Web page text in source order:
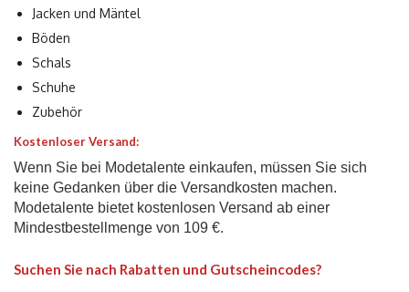
Jacken und Mäntel
Böden
Schals
Schuhe
Zubehör
Kostenloser Versand:
Wenn Sie bei Modetalente einkaufen, müssen Sie sich
keine Gedanken über die Versandkosten machen.
Modetalente bietet kostenlosen Versand ab einer
Mindestbestellmenge von 109 €.
Suchen Sie nach Rabatten und Gutscheincodes?